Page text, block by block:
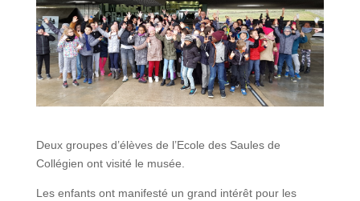
Deux groupes d’élèves de l’Ecole des Saules de
Collégien ont visité le musée.
Les enfants ont manifesté un grand intérêt pour les